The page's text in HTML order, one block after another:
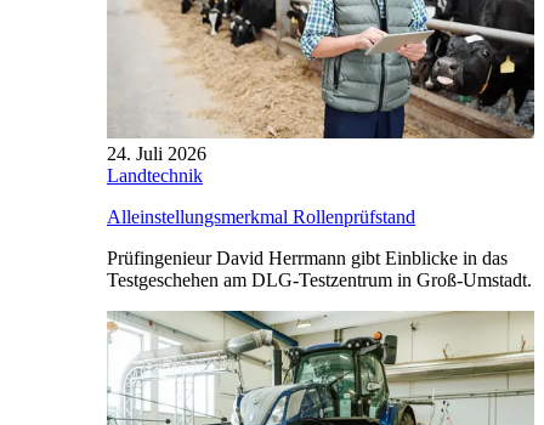
24. Juli 2026
Landtechnik
Alleinstellungsmerkmal Rollenprüfstand
Prüfingenieur David Herrmann gibt Einblicke in das
Testgeschehen am DLG-Testzentrum in Groß-Umstadt.